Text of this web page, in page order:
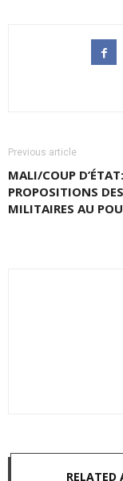
Previous article
MALI/COUP
PROPOSITIONS DES
MILITAIRES AU
RELATED